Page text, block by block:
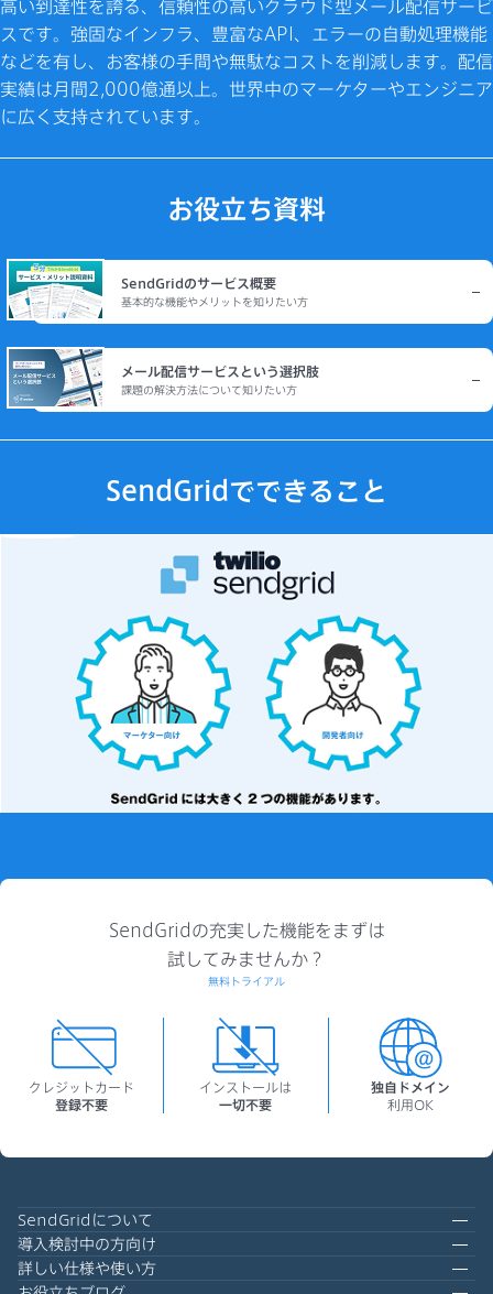
高い到達性を誇る、信頼性の高いクラウド型メール配信サービ
スです。強固なインフラ、豊富なAPI、エラーの自動処理機能
などを有し、お客様の手間や無駄なコストを削減します。配信
実績は月間2,000億通以上。世界中のマーケターやエンジニア
に広く支持されています。
お役立ち資料
SendGridのサービス概要
基本的な機能やメリットを知りたい方
メール配信サービスという選択肢
課題の解決方法について知りたい方
SendGridでできること
クレジットカード
登録不要
インストールは
一切不要
独自ドメイン
利用OK
SendGridの充実した機能をまずは
試してみませんか？
無料トライアル
SendGridについて
導入検討中の方向け
詳しい仕様や使い方